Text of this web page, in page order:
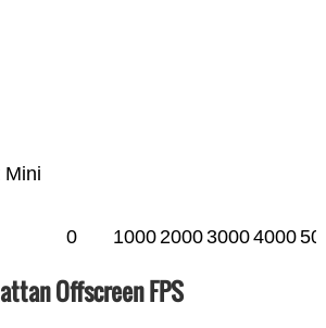
Mini
0 1000200030004000
Offscreen FPS